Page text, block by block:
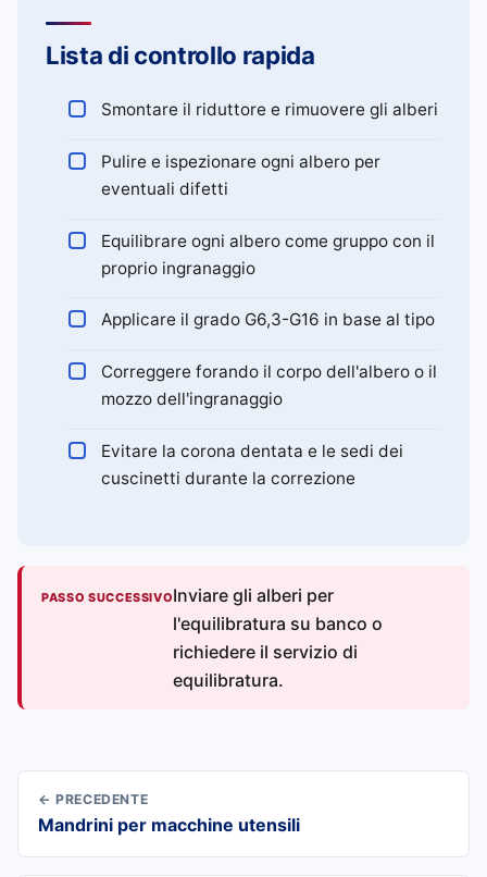
Lista di controllo rapida
Smontare il riduttore e rimuovere gli alberi
Pulire e ispezionare ogni albero per
eventuali difetti
Equilibrare ogni albero come gruppo con il
proprio ingranaggio
Applicare il grado G6,3-G16 in base al tipo
Correggere forando il corpo dell'albero o il
mozzo dell'ingranaggio
Evitare la corona dentata e le sedi dei
cuscinetti durante la correzione
PASSO SUCCESSIVOInviare gli alberi per
l'equilibratura su banco o
richiedere il servizio di
equilibratura.
← PRECEDENTE
Mandrini per macchine utensili